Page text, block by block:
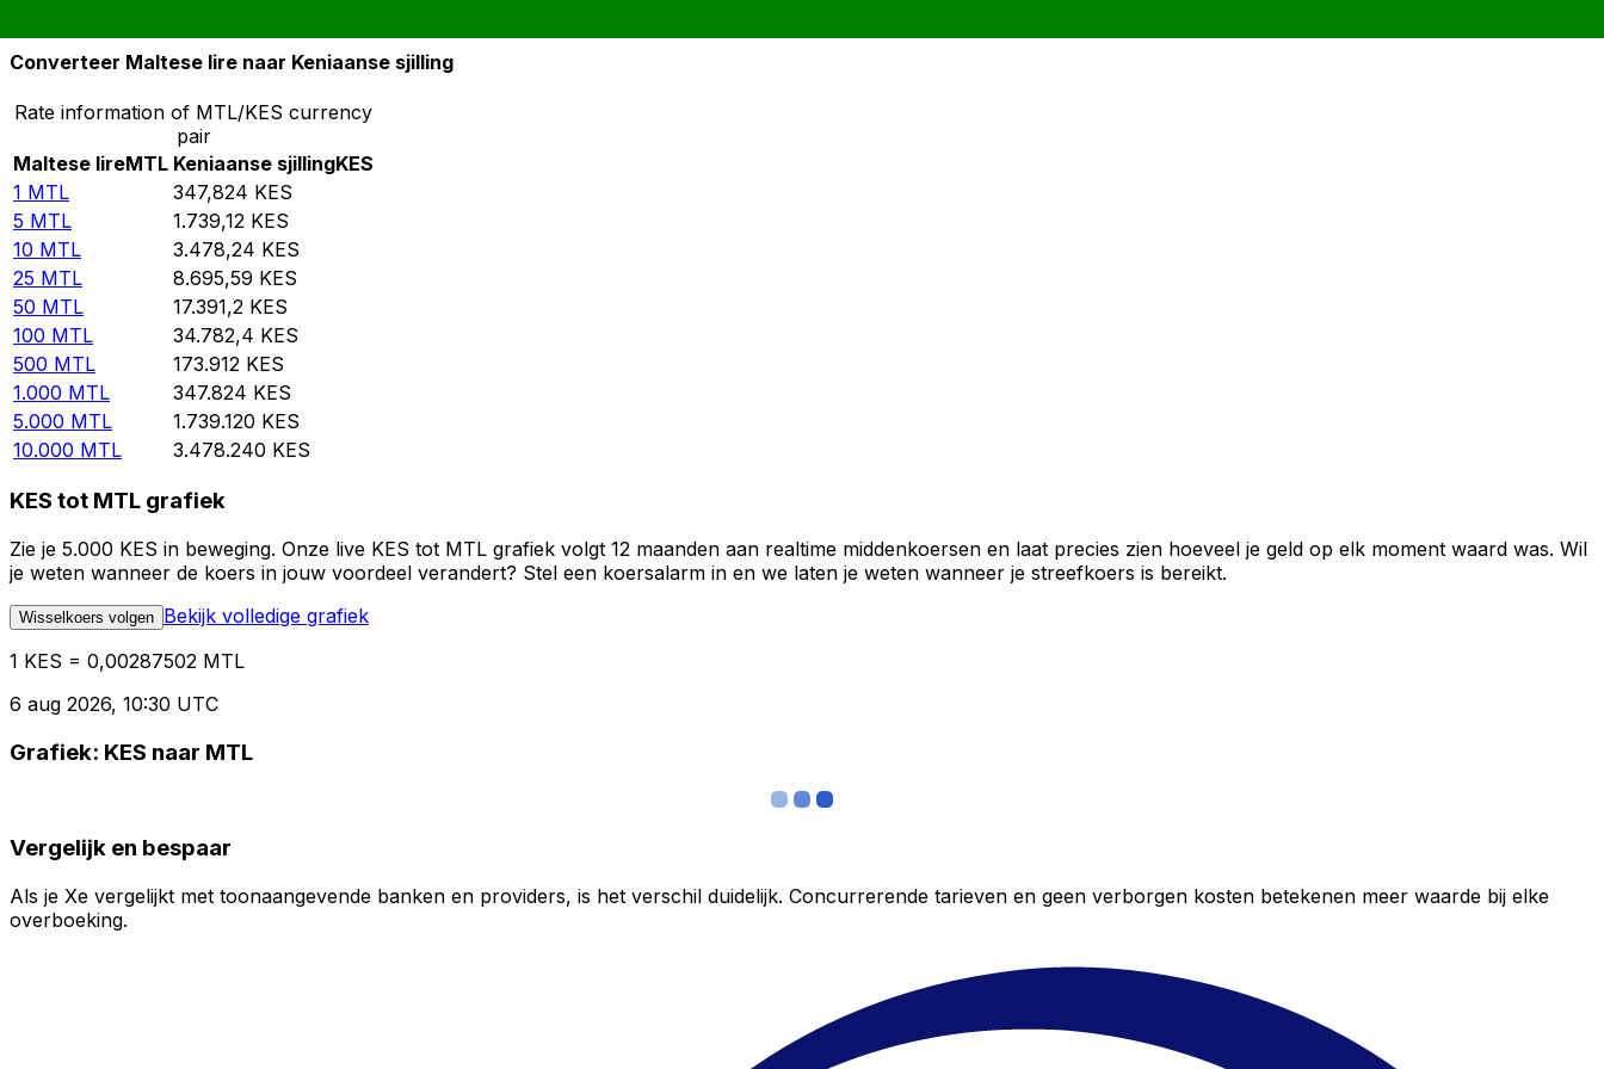
Converteer Maltese lire naar Keniaanse sjilling
Rate information of MTL/KES currency
pair
Maltese lireMTL Keniaanse sjillingKES
1 MTL 347,824 KES
5 MTL 1.739,12 KES
10 MTL 3.478,24 KES
25 MTL 8.695,59 KES
50 MTL 17.391,2 KES
100 MTL 34.782,4 KES
500 MTL 173.912 KES
1.000 MTL 347.824 KES
5.000 MTL 1.739.120 KES
10.000 MTL 3.478.240 KES
KES tot MTL grafiek
Zie je 5.000 KES in beweging. Onze live KES tot MTL grafiek volgt 12 maanden aan realtime middenkoersen en laat precies zien hoeveel je geld op elk moment waard was. Wil
je weten wanneer de koers in jouw voordeel verandert? Stel een koersalarm in en we laten je weten wanneer je streefkoers is bereikt.
Wisselkoers volgen Bekijk volledige grafiek
1 KES = 0,00287502 MTL
6 aug 2026, 10:30 UTC
Grafiek: KES naar MTL
Vergelijk en bespaar
Als je Xe vergelijkt met toonaangevende banken en providers, is het verschil duidelijk. Concurrerende tarieven en geen verborgen kosten betekenen meer waarde bij elke
overboeking.